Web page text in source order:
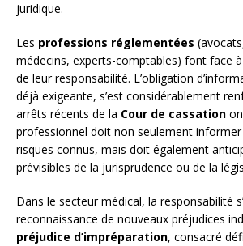
juridique.
Les professions réglementées
médecins, experts-comptables) font face
de leur responsabilité. L’obligation
déjà exigeante, s’est considérablement
arrêts récents de la Cour de cassation
professionnel doit non seulement
risques connus, mais doit également
prévisibles de la jurisprudence ou de la
Dans le secteur médical, la responsabilité
reconnaissance de nouveaux préjudices
préjudice d’impréparation, consacré